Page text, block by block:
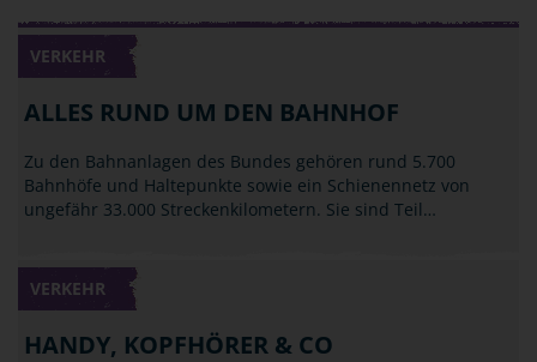
VERKEHR
ALLES RUND UM DEN BAHNHOF
Zu den Bahnanlagen des Bundes gehören rund 5.700
Bahnhöfe und Haltepunkte sowie ein Schienennetz von
ungefähr 33.000 Streckenkilometern. Sie sind Teil…
VERKEHR
HANDY, KOPFHÖRER & CO